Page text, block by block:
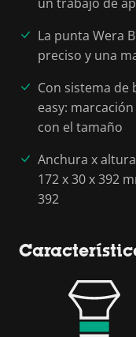
La punta Wera
preciso y una
Con sistema de
easy:
con el tamaño
Anchura x
172 x 30 x 392
392